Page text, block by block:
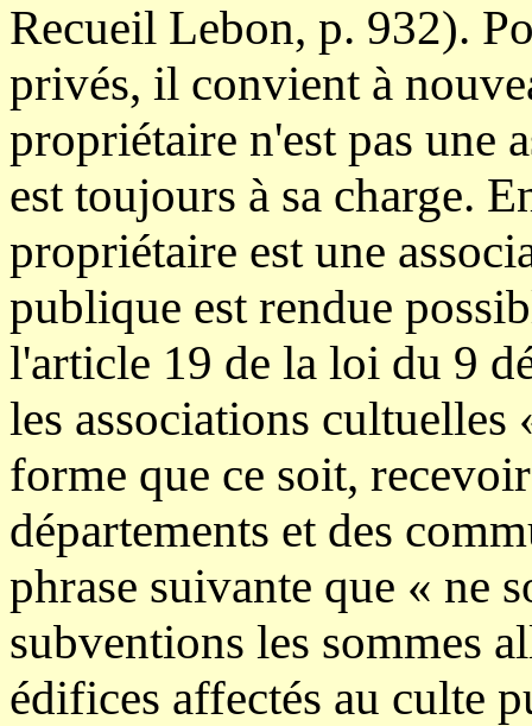
Recueil Lebon, p. 932).
privés, il convient à
propriétaire n'est pas une
est toujours à sa charge.
propriétaire est une
publique est rendue
l'article 19 de la loi du 9
les associations
forme que ce soit,
départements et des
phrase suivante que « ne
subventions les sommes
édifices affectés au culte